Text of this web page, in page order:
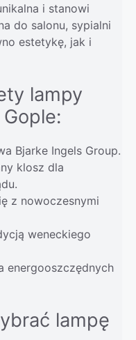
i stanowi
do salonu, sypialni
estetykę, jak i
lampy
Bjarke Ingels Group.
klosz dla
z nowoczesnymi
weneckiego
energooszczędnych
lampę